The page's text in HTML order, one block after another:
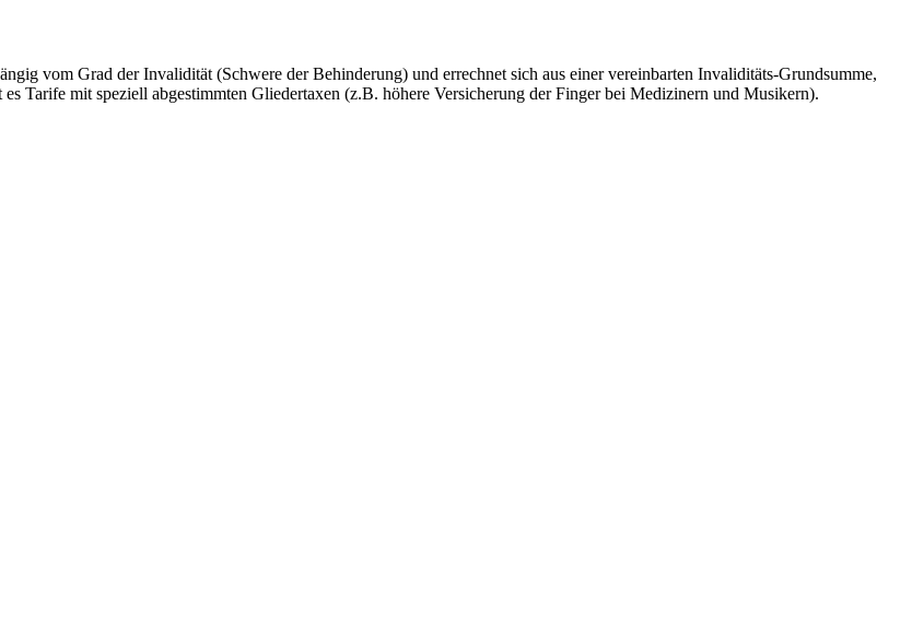
vom Grad der Invalidität (Schwere der Behinderung) und errechnet sich aus einer vereinbarten Invaliditäts-Grundsumme,
Tarife mit speziell abgestimmten Gliedertaxen (z.B. höhere Versicherung der Finger bei Medizinern und Musikern).